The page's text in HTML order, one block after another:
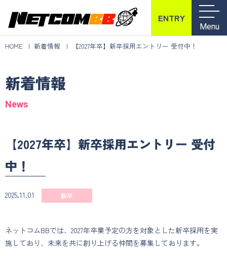
ENTRY
Menu
HOME 新着情報 【2027年卒】新卒採用エントリー 受付中！
新着情報
News
【2027年卒】新卒採用エントリー 受付
中！
2025.11.01 新卒
ネットコムBBでは、2027年卒業予定の方を対象とした新卒採用を実
施しており、未来を共に創り上げる仲間を募集しております。